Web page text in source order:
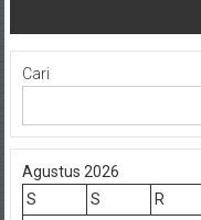
Cari
Agustus 2026
S
S R